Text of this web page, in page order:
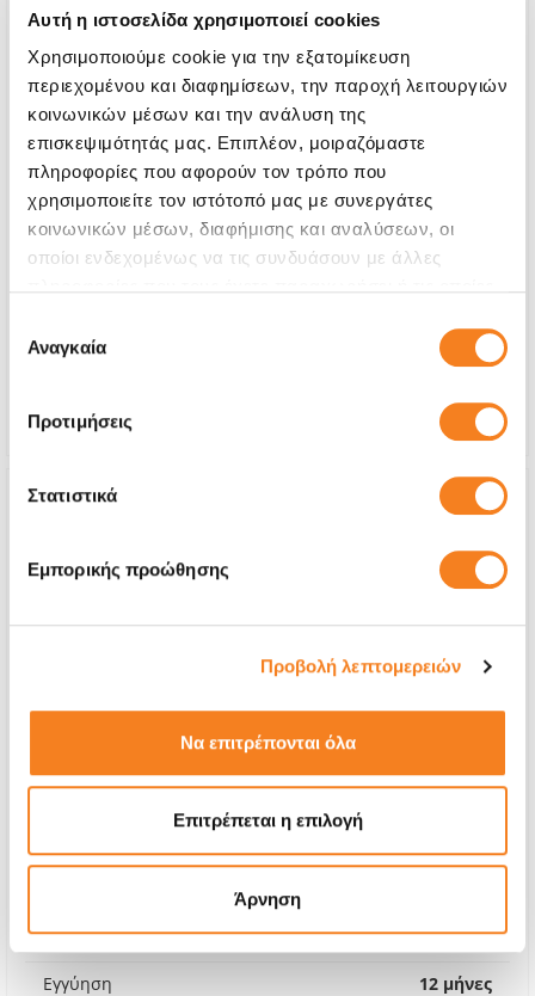
Αυτή η ιστοσελίδα χρησιμοποιεί cookies
Χρησιμοποιούμε cookie για την εξατομίκευση
περιεχομένου και διαφημίσεων, την παροχή λειτουργιών
κοινωνικών μέσων και την ανάλυση της
επισκεψιμότητάς μας. Επιπλέον, μοιραζόμαστε
πληροφορίες που αφορούν τον τρόπο που
χρησιμοποιείτε τον ιστότοπό μας με συνεργάτες
κοινωνικών μέσων, διαφήμισης και αναλύσεων, οι
οποίοι ενδεχομένως να τις συνδυάσουν με άλλες
των υπηρεσιών τους.
συγκατάθεσης
Αναγκαία
Προτιμήσεις
Στατιστικά
Εμπορικής προώθησης
Προβολή λεπτομερειών
Να επιτρέπονται όλα
Επιτρέπεται η επιλογή
Άρνηση
Αυθεντική Οθόνη
-
1-2 ώρες
Εγγύηση
12 μήνες
Call
Χρόνος
1-2 ώρες
Εγγύηση
12 μήνες